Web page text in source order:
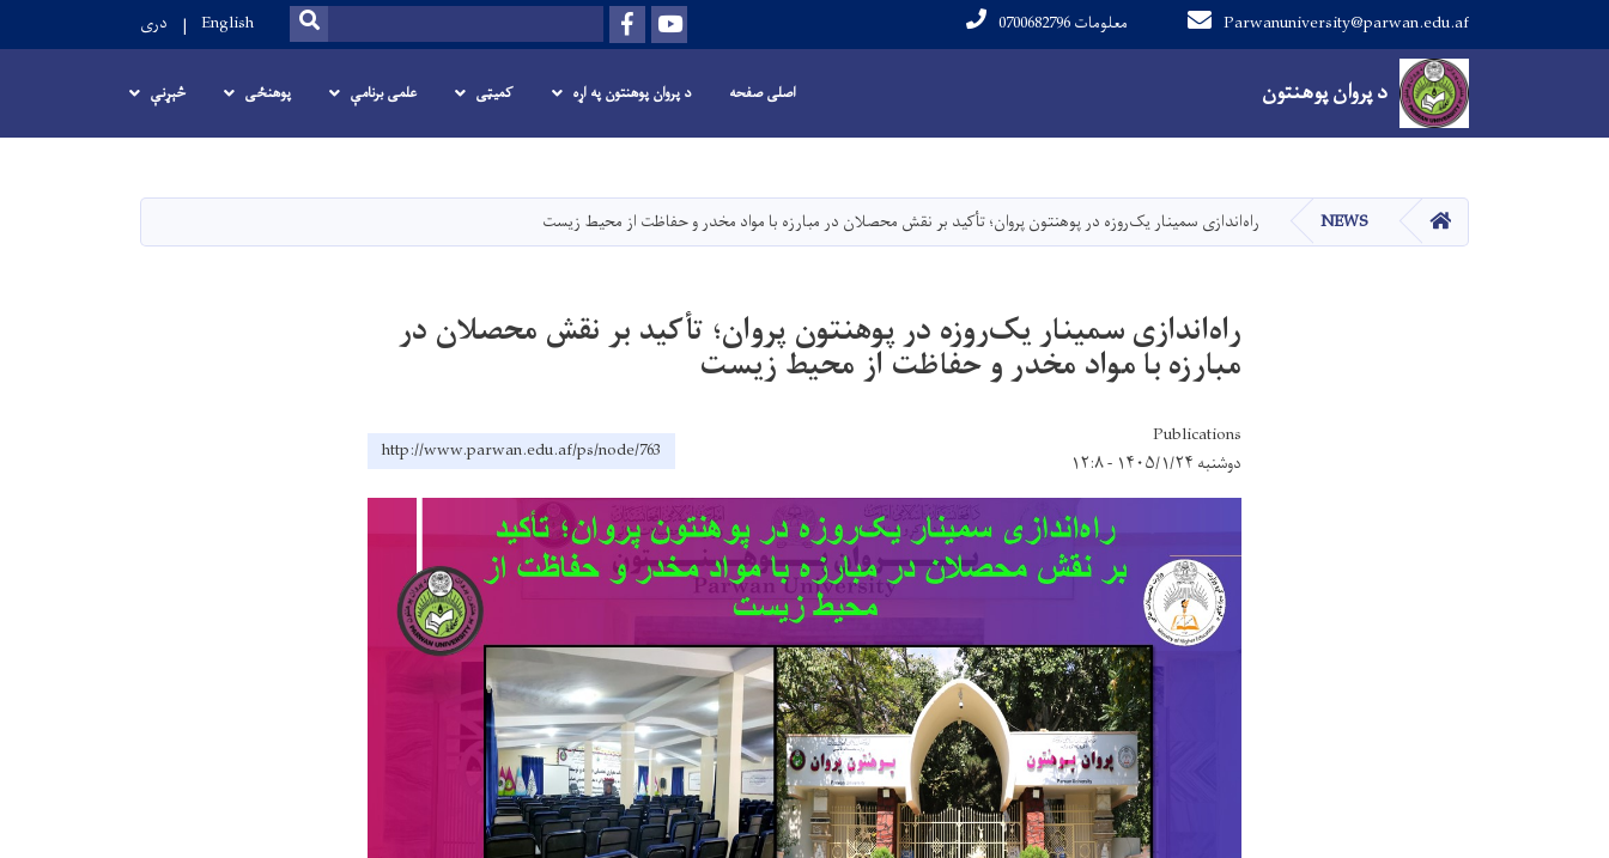
دانګل
د پروان پوهنتون
Parwanuniversity@parwan.edu.af 0700682796 معلومات Youtube
Facebook
SEARCH
English دری
Main navigation
د پروان پوهنتون اصلی صفحه د پروان پوهنتون په اړه کمیټی علمی برنامې پوهنځی څېړنې
کور NEWS راه‌اندازی سمینار یک‌روزه در پوهنتون پروان؛ تأکید بر نقش محصلان در مبارزه با مواد مخدر و حفاظت از محیط زیست
راه‌اندازی سمینار یک‌روزه در پوهنتون پروان؛ تأکید بر نقش محصلان در
مبارزه با مواد مخدر و حفاظت از محیط زیست
Publications
دوشنبه ۱۴۰۵/۱/۲۴ - ۱۲:۸
http://www.parwan.edu.af/ps/node/763